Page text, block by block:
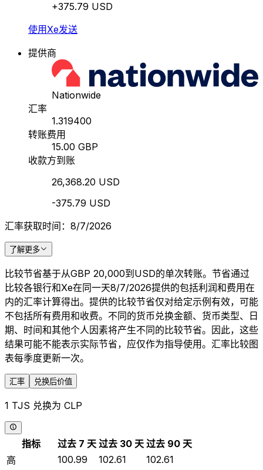
+375.79 USD
使用Xe发送
提供商
Nationwide
汇率
1.319400
转账费用
15.00 GBP
收款方到账
26,368.20 USD
-375.79 USD
汇率获取时间：8/7/2026
了解更多
比较节省基于从GBP 20,000到USD的单次转账。节省通过
比较各银行和Xe在同一天8/7/2026提供的包括利润和费用在
内的汇率计算得出。提供的比较节省仅对给定示例有效，可能
不包括所有费用和收费。不同的货币兑换金额、货币类型、日
期、时间和其他个人因素将产生不同的比较节省。因此，这些
结果可能不能表示实际节省，应仅作为指导使用。汇率比较图
表每季度更新一次。
汇率 兑换后价值
1 TJS 兑换为 CLP
指标 过去 7 天 过去 30 天 过去 90 天
高
100.99 102.61
102.61